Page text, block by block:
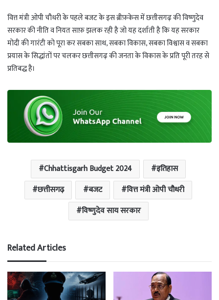
वित्त मंत्री ओपी चौधरी के पहले बजट के इस ब्रीफ़केस में छत्तीसगढ़ की विष्णुदेव
सरकार की नीति व नियत साफ़ झलक रही है जो यह दर्शाती है कि यह सरकार
मोदी की गारंटी को पूरा कर सबका साथ, सबका विकास, सबका विश्वास व सबका
प्रयास के सिद्धांतों पर चलकर छत्तीसगढ़ की जनता के विकास के प्रति पूरी तरह से
प्रतिबद्ध है।
Chhattisgarh Budget 2024
इतिहास
छत्तीसगढ़
बजट
वित्त मंत्री ओपी चौधरी
विष्णुदेव साय सरकार
Related Articles